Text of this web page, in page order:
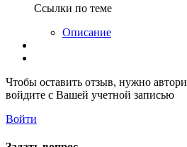
Ссылки по теме
Описание
Чтобы оставить отзыв, нужно
войдите с Вашей учетной записью
Войти